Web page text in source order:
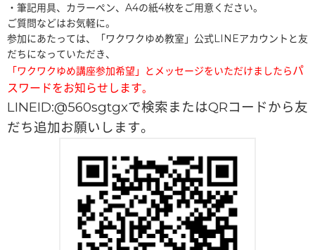
・筆記用具、カラーペン、A4の紙4枚をご用意ください。
ご質問などはお気軽に。
参加にあたっては、「ワクワクゆめ教室」公式LINEアカウントと友
だちになっていただき、
「ワクワクゆめ講座参加希望」とメッセージをいただけましたらパ
スワードをお知らせします。
LINEID:@560sgtgxで検索またはQRコードから友
だち追加お願いします。